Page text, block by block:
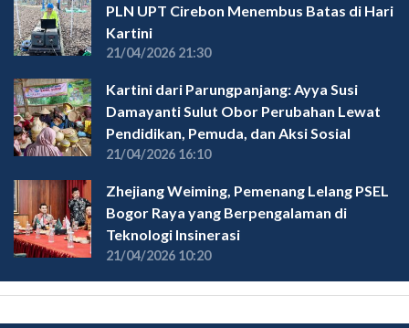
PLN UPT Cirebon Menembus Batas di Hari
Kartini
21/04/2026 21:30
Kartini dari Parungpanjang: Ayya Susi
Damayanti Sulut Obor Perubahan Lewat
Pendidikan, Pemuda, dan Aksi Sosial
21/04/2026 16:10
Zhejiang Weiming, Pemenang Lelang PSEL
Bogor Raya yang Berpengalaman di
Teknologi Insinerasi
21/04/2026 10:20